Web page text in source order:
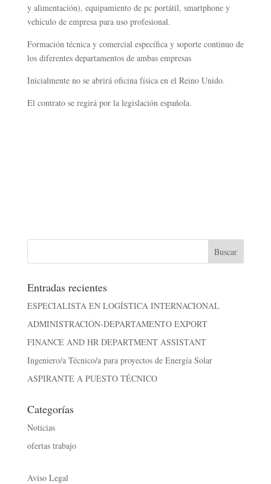
y alimentación), equipamiento de pc portátil, smartphone y
vehículo de empresa para uso profesional.
Formación técnica y comercial específica y soporte continuo de
los diferentes departamentos de ambas empresas
Inicialmente no se abrirá oficina física en el Reino Unido.
El contrato se regirá por la legislación española.
Entradas recientes
ESPECIALISTA EN LOGÍSTICA INTERNACIONAL
ADMINISTRACIÓN-DEPARTAMENTO EXPORT
FINANCE AND HR DEPARTMENT ASSISTANT
Ingeniero/a Técnico/a para proyectos de Energía Solar
ASPIRANTE A PUESTO TÉCNICO
Categorías
Noticias
ofertas trabajo
Aviso Legal